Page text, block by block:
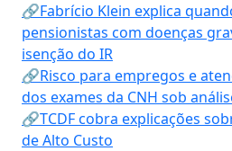
🔗Fabrício Klein explica
pensionistas com doenças
isenção do IR
🔗Risco para empregos e
dos exames da CNH sob
🔗TCDF cobra explicações
de Alto Custo